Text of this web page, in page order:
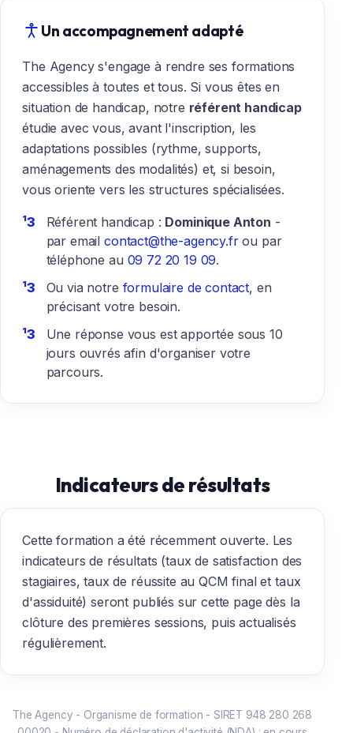
Un accompagnement adapté
The Agency s'engage à rendre ses formations
accessibles à toutes et tous. Si vous êtes en
situation de handicap, notre référent handicap
étudie avec vous, avant l'inscription, les
adaptations possibles (rythme, supports,
aménagements des modalités) et, si besoin,
vous oriente vers les structures spécialisées.
Référent handicap : Dominique Anton -
par email contact@the-agency.frou par
téléphone au 09 72 20 19 09.
Ou via notre formulaire de contact, en
précisant votre besoin.
Une réponse vous est apportée sous 10
jours ouvrés afin d'organiser votre
parcours.
Indicateurs de résultats
Cette formation a été récemment ouverte. Les
indicateurs de résultats (taux de satisfaction des
stagiaires, taux de réussite au QCM final et taux
d'assiduité) seront publiés sur cette page dès la
clôture des premières sessions, puis actualisés
régulièrement.
The Agency - Organisme de formation - SIRET 948 280 268